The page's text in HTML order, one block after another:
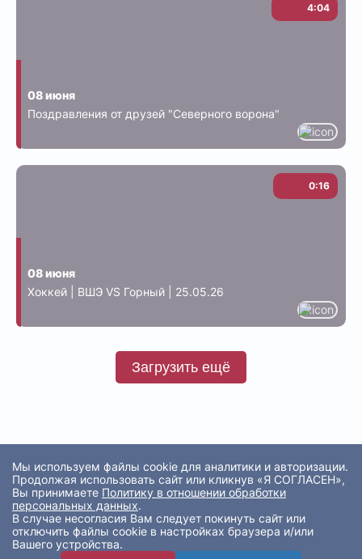
08 июня
Поздравления от друзей "Северного ворона"
4:04
08 июня
Хоккей | ВШЭ VS Горный | 25.05.26
0:16
Загрузить ещё
Мы используем файлы cookie для аналитики и авторизации.
Продолжая использовать сайт или кликнув «Я СОГЛАСЕН»,
Вы принимаете Политику в отношении обработки
персональных данных.
В случае несогласия Вам следует покинуть сайт или
отключить файлы cookie в настройках браузера и/или
Вашего устройства.